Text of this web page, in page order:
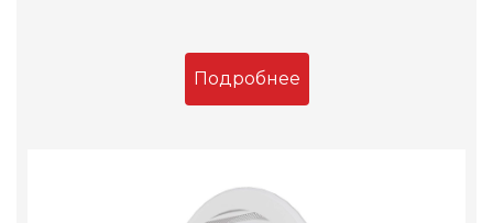
Подробнее